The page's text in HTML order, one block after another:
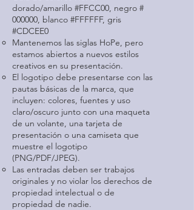
dorado/amarillo #FFCC00, negro #​
000000, blanco #​FFFFFF, gris
#CDCEE0
Mantenemos las siglas HoPe, pero
estamos abiertos a nuevos estilos
creativos en su presentación.
El logotipo debe presentarse con las
pautas básicas de la marca, que
incluyen: colores, fuentes y uso
claro/oscuro junto con una maqueta
de un volante, una tarjeta de
presentación o una camiseta que
muestre el logotipo
(PNG/PDF/JPEG).
Las entradas deben ser trabajos
originales y no violar los derechos de
propiedad intelectual o de
propiedad de nadie.